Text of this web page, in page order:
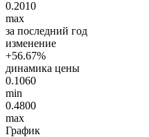
0.2010
max
за последний год
изменение
+56.67%
динамика цены
0.1060
min
0.4800
max
График